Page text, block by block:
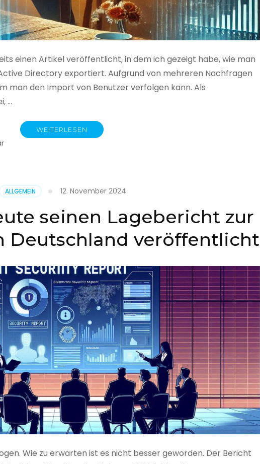
einen Artikel veröffentlicht, in dem ich gezeigt habe, wie man
Directory exportiert. Aufgrund von mehreren Nachfragen
man den Import von Benutzer verfolgen kann. Als
…
WEITERLESEN
zu
Benutzer
aus
erstellen
ALLGEMEIN 12. November 2024
seinen Lagebericht zur
Deutschland veröffentlicht
Wie zu erwarten ist es nicht besser geworden. Der Bericht